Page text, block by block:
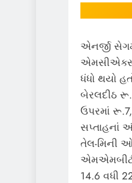
એનર્જી
એમસીએક્સ
ધંધો થયો
બેરલદીઠ
ઉપરમાં
સપ્તાહનાં
તેલ-મિની
14.6 વધી